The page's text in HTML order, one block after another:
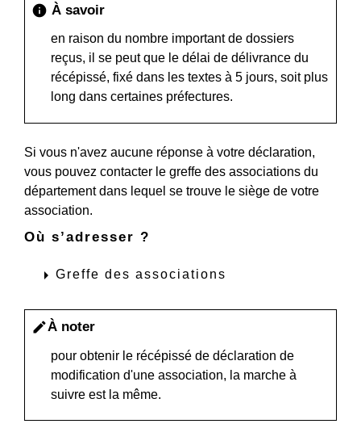
info À savoir
en raison du nombre important de dossiers
reçus, il se peut que le délai de délivrance du
récépissé, fixé dans les textes à 5 jours, soit plus
long dans certaines préfectures.
Si vous n'avez aucune réponse à votre déclaration,
vous pouvez contacter le greffe des associations du
département dans lequel se trouve le siège de votre
association.
Où s’adresser ?
arrow_right Greffe des associations
editÀ noter
pour obtenir le récépissé de déclaration de
modification d'une association, la marche à
suivre est la même.